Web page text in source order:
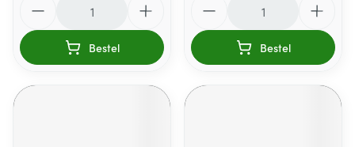
Bestel Bestel